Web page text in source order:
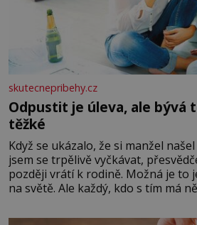
skutecnepribehy.cz
Odpustit je úleva, ale bývá
těžké
Když se ukázalo, že si manžel
jsem se trpělivě vyčkávat,
později vrátí k rodině. Možná je to
na světě. Ale každý, kdo s tím má
Když se ke mně doneslo, že si